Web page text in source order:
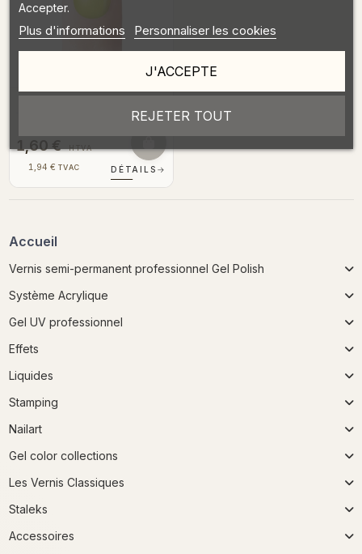
1,60 € HTVA
1,94 € TVAC DÉTAILS →
Accueil
Vernis semi-permanent professionnel Gel Polish
Système Acrylique
Gel UV professionnel
Effets
Liquides
Stamping
Nailart
Gel color collections
Les Vernis Classiques
Staleks
Accessoires
Accepter.
Plus d'informations Personnaliser les cookies
REJETER TOUT
J'ACCEPTE